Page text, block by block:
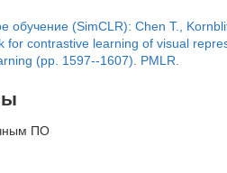
обучение (SimCLR): Chen T.,
for contrastive learning of visual
(pp. 1597--1607). PMLR.
ПО